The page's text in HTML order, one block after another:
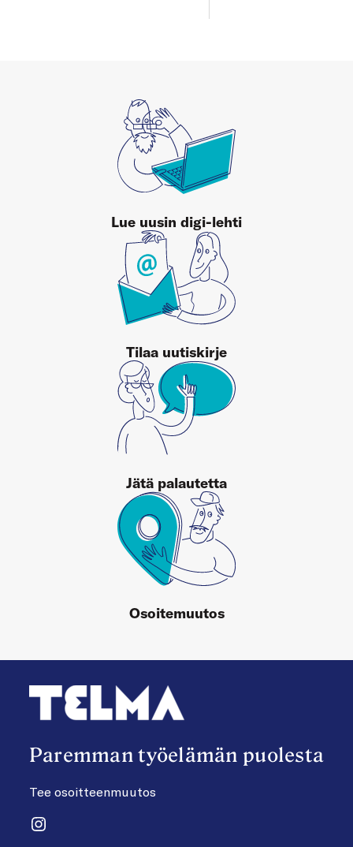
Lue uusin digi-lehti
Tilaa uutiskirje
Jätä palautetta
Osoitemuutos
Paremman työelämän puolesta
Tee osoitteenmuutos
Instagram